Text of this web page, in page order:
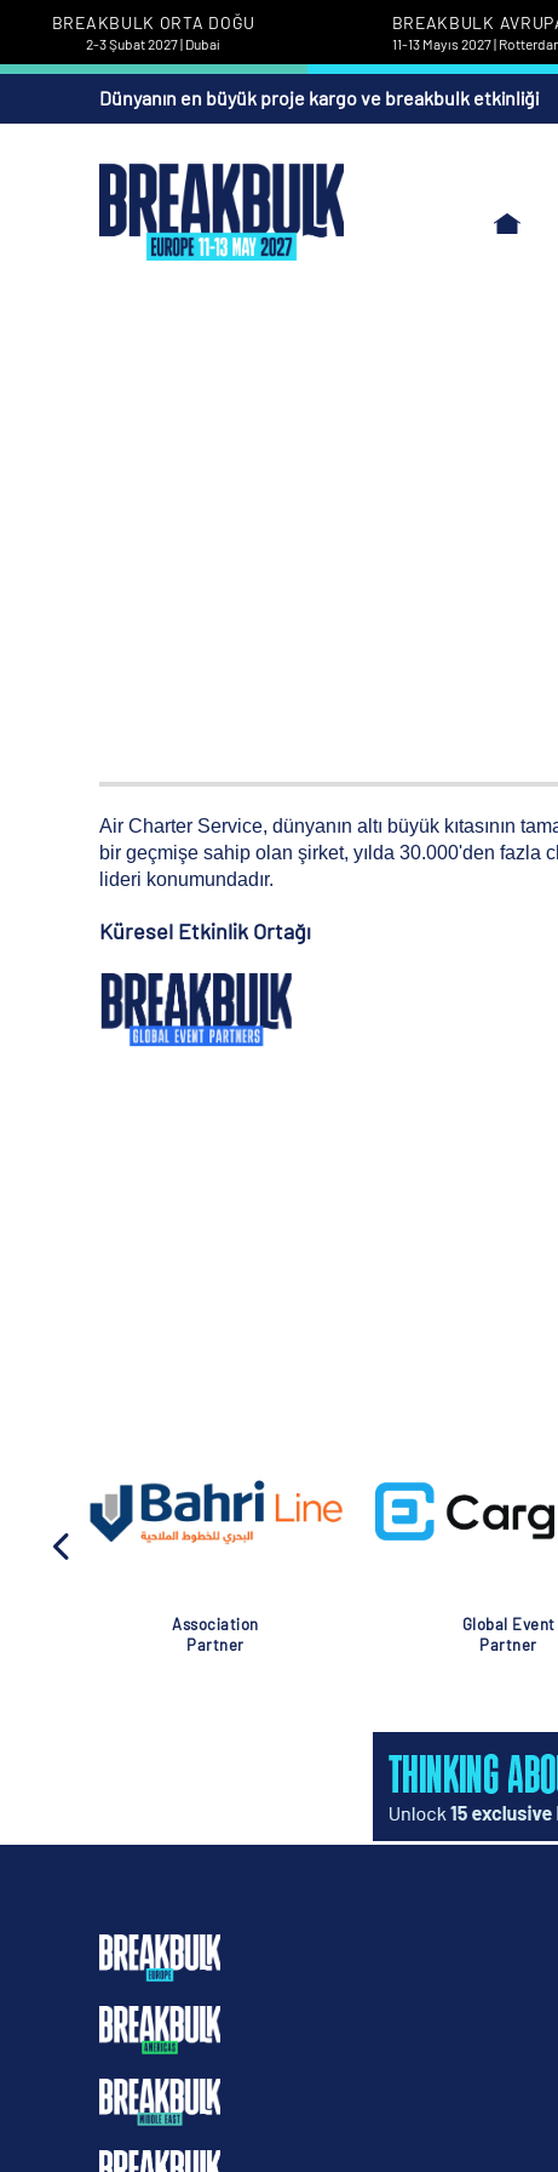
BREAKBULK ORTA DOĞU
2-3 Şubat 2027 | Dubai
BREAKBULK
11-13 Mayıs 2027 |
Dünyanın en büyük proje kargo ve breakbulk etkinliği
Air Charter Service, dünyanın altı büyük kıtasının
bir geçmişe sahip olan şirket, yılda 30.000'den fazla
lideri konumundadır.
Küresel Etkinlik Ortağı
Association
Partner
Global Event
Partner